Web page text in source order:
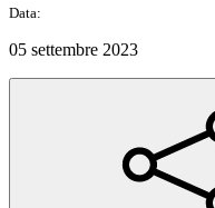
Data:
05 settembre 2023